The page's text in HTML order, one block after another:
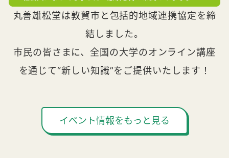
丸善雄松堂は敦賀市と包括的地域連携協定を締
結しました。
市民の皆さまに、全国の大学のオンライン講座
を通じて“新しい知識”をご提供いたします！
イベント情報をもっと見る